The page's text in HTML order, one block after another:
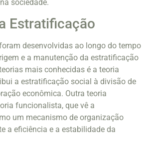
sociedade.
Estratificação
desenvolvidas ao longo do tempo
e a manutenção da estratificação
mais conhecidas é a teoria
a estratificação social à divisão de
econômica. Outra teoria
funcionalista, que vê a
um mecanismo de organização
a eficiência e a estabilidade da